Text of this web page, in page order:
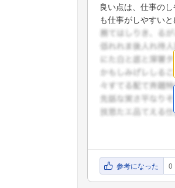
良い点は、仕事の
も仕事がしやすい
参考になった 0